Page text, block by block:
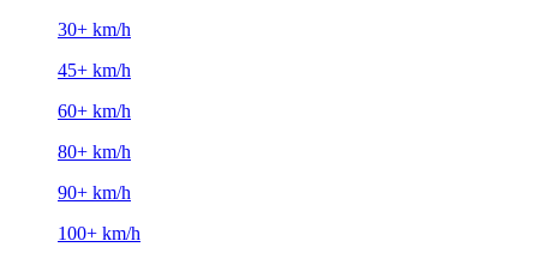
30+ km/h
45+ km/h
60+ km/h
80+ km/h
90+ km/h
100+ km/h